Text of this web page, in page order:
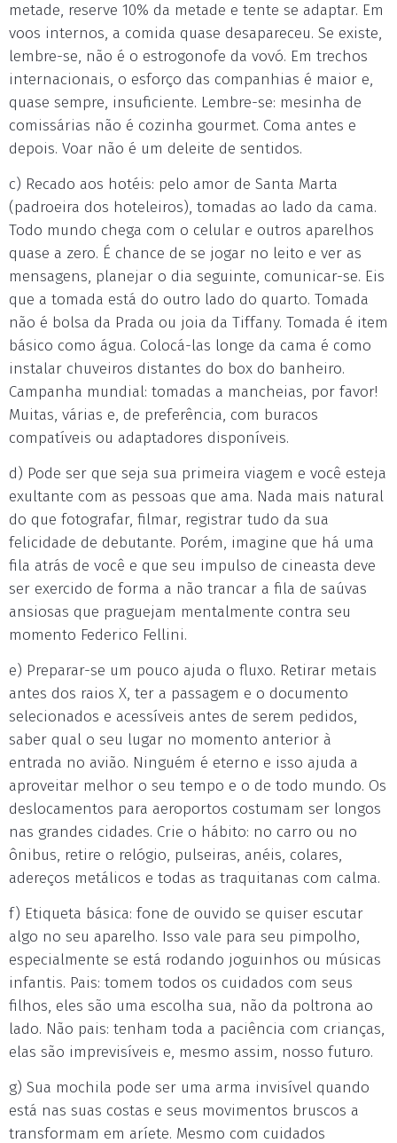
metade, reserve 10% da metade e tente se adaptar. Em
voos internos, a comida quase desapareceu. Se existe,
lembre-se, não é o estrogonofe da vovó. Em trechos
internacionais, o esforço das companhias é maior e,
quase sempre, insuficiente. Lembre-se: mesinha de
comissárias não é cozinha gourmet. Coma antes e
depois. Voar não é um deleite de sentidos.
c) Recado aos hotéis: pelo amor de Santa Marta
(padroeira dos hoteleiros), tomadas ao lado da cama.
Todo mundo chega com o celular e outros aparelhos
quase a zero. É chance de se jogar no leito e ver as
mensagens, planejar o dia seguinte, comunicar-se. Eis
que a tomada está do outro lado do quarto. Tomada
não é bolsa da Prada ou joia da Tiffany. Tomada é item
básico como água. Colocá-las longe da cama é como
instalar chuveiros distantes do box do banheiro.
Campanha mundial: tomadas a mancheias, por favor!
Muitas, várias e, de preferência, com buracos
compatíveis ou adaptadores disponíveis.
d) Pode ser que seja sua primeira viagem e você esteja
exultante com as pessoas que ama. Nada mais natural
do que fotografar, filmar, registrar tudo da sua
felicidade de debutante. Porém, imagine que há uma
fila atrás de você e que seu impulso de cineasta deve
ser exercido de forma a não trancar a fila de saúvas
ansiosas que praguejam mentalmente contra seu
momento Federico Fellini.
e) Preparar-se um pouco ajuda o fluxo. Retirar metais
antes dos raios X, ter a passagem e o documento
selecionados e acessíveis antes de serem pedidos,
saber qual o seu lugar no momento anterior à
entrada no avião. Ninguém é eterno e isso ajuda a
aproveitar melhor o seu tempo e o de todo mundo. Os
deslocamentos para aeroportos costumam ser longos
nas grandes cidades. Crie o hábito: no carro ou no
ônibus, retire o relógio, pulseiras, anéis, colares,
adereços metálicos e todas as traquitanas com calma.
f) Etiqueta básica: fone de ouvido se quiser escutar
algo no seu aparelho. Isso vale para seu pimpolho,
especialmente se está rodando joguinhos ou músicas
infantis. Pais: tomem todos os cuidados com seus
filhos, eles são uma escolha sua, não da poltrona ao
lado. Não pais: tenham toda a paciência com crianças,
elas são imprevisíveis e, mesmo assim, nosso futuro.
g) Sua mochila pode ser uma arma invisível quando
está nas suas costas e seus movimentos bruscos a
transformam em aríete. Mesmo com cuidados